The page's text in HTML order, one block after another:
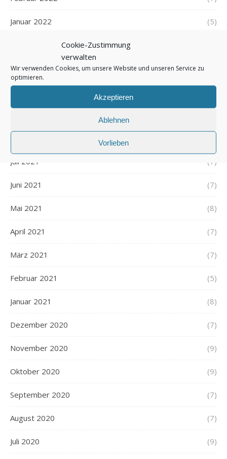
Cookie-Zustimmung
verwalten
Wir verwenden Cookies, um unsere Website und unseren Service zu
optimieren.
Akzeptieren
Ablehnen
Vorlieben
Januar 2022 (5)
Dezember 2021
November 2021
Oktober 2021 (6)
Juli 2021 (7)
Juni 2021 (7)
Mai 2021 (8)
April 2021 (7)
März 2021 (7)
Februar 2021 (5)
Januar 2021 (8)
Dezember 2020 (7)
November 2020 (9)
Oktober 2020 (9)
September 2020 (7)
August 2020 (7)
Juli 2020 (9)